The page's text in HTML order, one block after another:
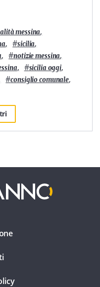
messina,
, #sicilia,
, #notizie messina,
, #sicilia oggi,
#consiglio comunale,